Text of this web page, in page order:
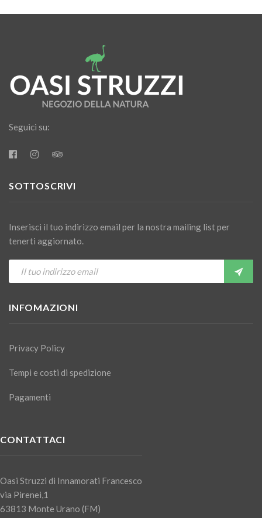
Seguici su:
SOTTOSCRIVI
Inserisci il tuo indirizzo email per la nostra mailing list per
tenerti aggiornato.
INFOMAZIONI
Privacy Policy
Tempi e costi di spedizione
Pagamenti
CONTATTACI
Oasi Struzzi di Innamorati Francesco
via Pirenei,1
63813 Monte Urano (FM)